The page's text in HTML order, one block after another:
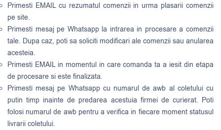
Primesti EMAIL cu rezumatul comenzii in urma plasarii comenzii
pe site.
Primesti mesaj pe Whatsapp la intrarea in procesare a comenzii
tale. Dupa caz, poti sa soliciti modificari ale comenzii sau anularea
acesteia.
Primesti EMAIL in momentul in care comanda ta a iesit din etapa
de procesare si este finalizata.
Primesti mesaj pe Whatsapp cu numarul de awb al coletului cu
putin timp inainte de predarea acestuia firmei de curierat. Poti
folosi numarul de awb pentru a verifica in fiecare moment statusul
livrarii coletului.